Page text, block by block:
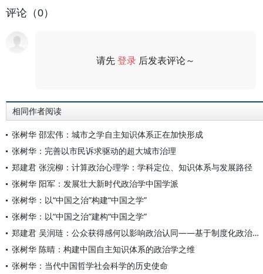
评论（0）
请先登录 后发表评论～
相同作者阅读
张树华 邵宏伟：城市之学自主知识体系正在加快形成
张树华：完善以市民诉求驱动的超大城市治理
郑建君 张浣柳：计算政治心理学：学科定位、知识体系与发展路径
张树华 阳军：发展壮大新时代政治学中国学派
张树华：以“中国之治”构建“中国之学”
张树华：以“中国之治”建构“中国之学”
郑建君 吴润琏：公众获得感何以影响政治认同——基于制度化政治参与和政治价值观的分析
张树华 陈晴：构建中国自主知识体系的政治学之维
张树华：当代中国哲学社会科学的历史使命